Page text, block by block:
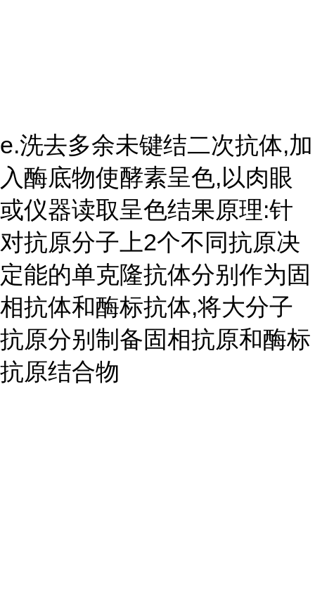
e.洗去多余未键结二次抗体,加
入酶底物使酵素呈色,以肉眼
或仪器读取呈色结果原理:针
对抗原分子上2个不同抗原决
定能的单克隆抗体分别作为固
相抗体和酶标抗体,将大分子
抗原分别制备固相抗原和酶标
抗原结合物